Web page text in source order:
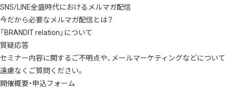
SNS/LINE全盛時代におけるメルマガ配信
今だから必要なメルマガ配信とは？
「BRANDIT relation」について
質疑応答
セミナー内容に関するご不明点や、メールマーケティングなどについて
遠慮なくご質問ください。
開催概要・申込フォーム